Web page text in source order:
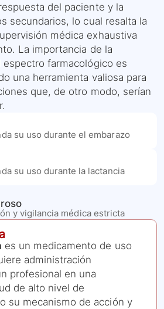
del paciente y la
secundarios, lo cual resalta la
médica exhaustiva
La importancia de la
farmacológico es
una herramienta valiosa para
que, de otro modo, serían
su uso durante el embarazo
su uso durante la lactancia
y vigilancia médica estricta
es un medicamento de uso
administración
profesional en una
de alto nivel de
su mecanismo de acción y